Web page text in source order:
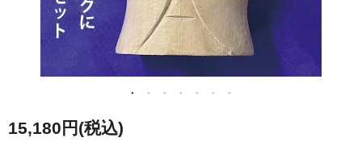
15,180円(税込)